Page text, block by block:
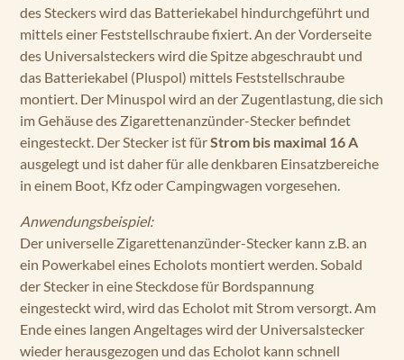
des Steckers wird das Batteriekabel hindurchgeführt und
mittels einer Feststellschraube fixiert. An der Vorderseite
des Universalsteckers wird die Spitze abgeschraubt und
das Batteriekabel (Pluspol) mittels Feststellschraube
montiert. Der Minuspol wird an der Zugentlastung, die sich
im Gehäuse des Zigarettenanzünder-Stecker befindet
eingesteckt. Der Stecker ist fürStrom bis maximal 16 A
ausgelegt und ist daher für alle denkbaren Einsatzbereiche
in einem Boot, Kfz oder Campingwagen vorgesehen.
Anwendungsbeispiel:
Der universelle Zigarettenanzünder-Stecker kann z.B. an
ein Powerkabel eines Echolots montiert werden. Sobald
der Stecker in eine Steckdose für Bordspannung
eingesteckt wird, wird das Echolot mit Strom versorgt. Am
Ende eines langen Angeltages wird der Universalstecker
wieder herausgezogen und das Echolot kann schnell